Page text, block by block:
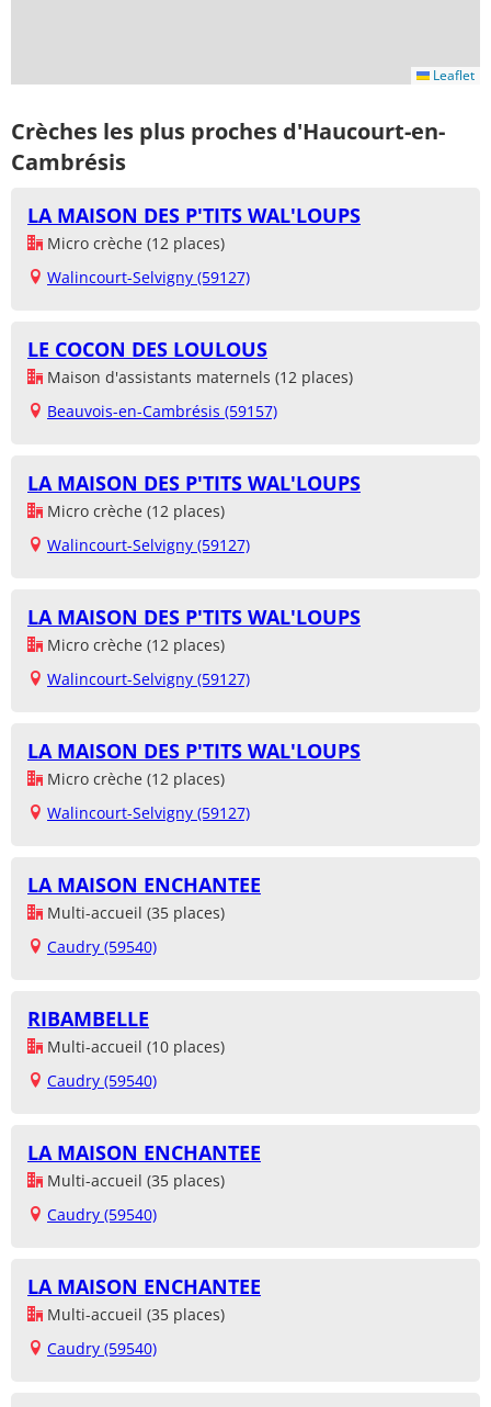
Leaflet
Crèches les plus proches d'Haucourt-en-
Cambrésis
LA MAISON DES P'TITS WAL'LOUPS
Micro crèche (12 places)
Walincourt-Selvigny (59127)
LE COCON DES LOULOUS
Maison d'assistants maternels (12 places)
Beauvois-en-Cambrésis (59157)
LA MAISON DES P'TITS WAL'LOUPS
Micro crèche (12 places)
Walincourt-Selvigny (59127)
LA MAISON DES P'TITS WAL'LOUPS
Micro crèche (12 places)
Walincourt-Selvigny (59127)
LA MAISON DES P'TITS WAL'LOUPS
Micro crèche (12 places)
Walincourt-Selvigny (59127)
LA MAISON ENCHANTEE
Multi-accueil (35 places)
Caudry (59540)
RIBAMBELLE
Multi-accueil (10 places)
Caudry (59540)
LA MAISON ENCHANTEE
Multi-accueil (35 places)
Caudry (59540)
LA MAISON ENCHANTEE
Multi-accueil (35 places)
Caudry (59540)